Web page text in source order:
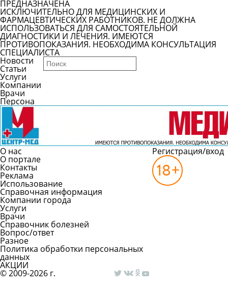
ПРЕДНАЗНАЧЕНА
ИСКЛЮЧИТЕЛЬНО ДЛЯ МЕДИЦИНСКИХ И
ФАРМАЦЕВТИЧЕСКИХ РАБОТНИКОВ. НЕ ДОЛЖНА
ИСПОЛЬЗОВАТЬСЯ ДЛЯ САМОСТОЯТЕЛЬНОЙ
ДИАГНОСТИКИ И ЛЕЧЕНИЯ. ИМЕЮТСЯ
ПРОТИВОПОКАЗАНИЯ. НЕОБХОДИМА КОНСУЛЬТАЦИЯ
СПЕЦИАЛИСТА
Новости
Статьи
Услуги
Компании
Врачи
Персона
О нас
О портале
Контакты
Реклама
Использование
Справочная информация
Компании города
Услуги
Врачи
Справочник болезней
Вопрос/ответ
Разное
Политика обработки персональных
данных
АКЦИИ
Регистрация/вход
© 2009-2026 г.